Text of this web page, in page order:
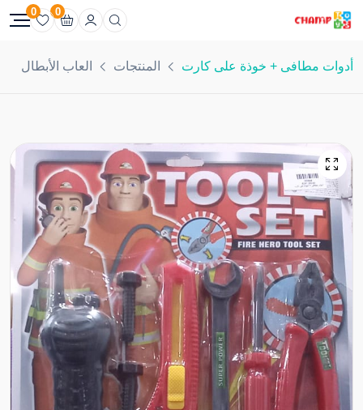
0
0
أدوات مطافى + خوذة على كارت المنتجات العاب الأبطال